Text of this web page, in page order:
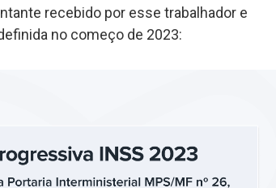
recebido por esse trabalhador e
no começo de 2023: